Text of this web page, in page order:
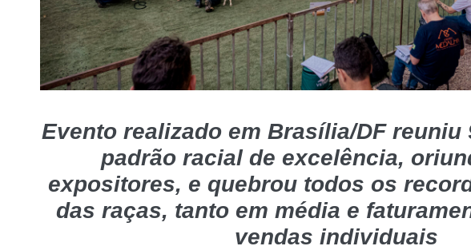
Evento realizado em Brasília/DF reuniu
padrão racial de excelência,
expositores, e quebrou todos os
das raças, tanto em média e
vendas individuais